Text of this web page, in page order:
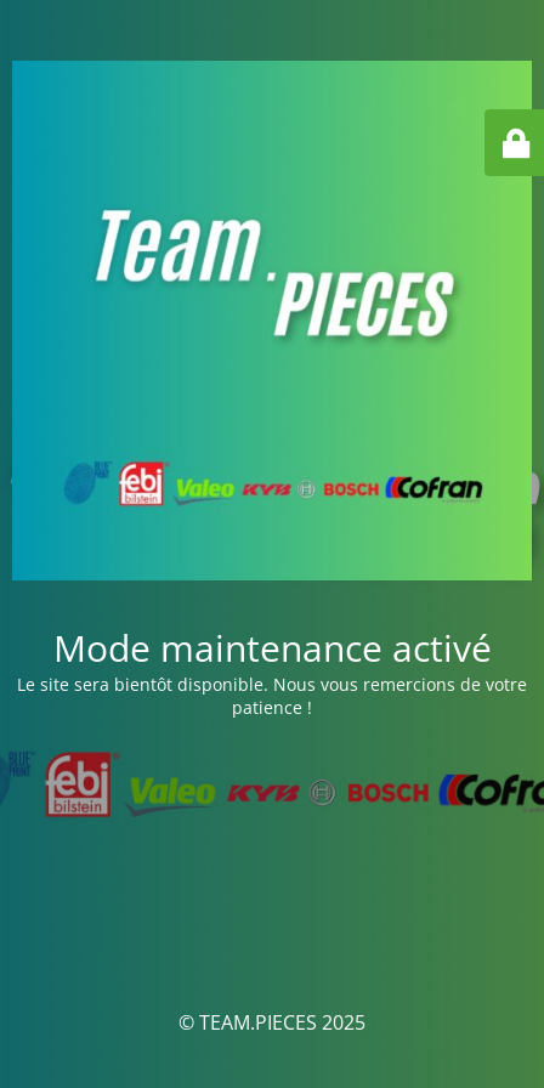
Mode maintenance activé
Le site sera bientôt disponible. Nous vous remercions de votre
patience !
© TEAM.PIECES 2025